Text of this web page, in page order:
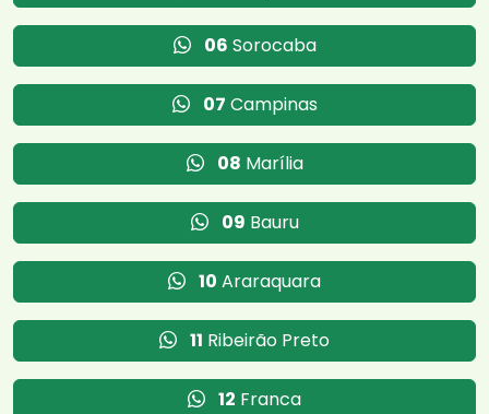
06 Sorocaba
07 Campinas
08 Marília
09 Bauru
10 Araraquara
11 Ribeirão Preto
12 Franca